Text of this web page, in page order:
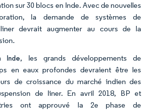
sur 30 blocs en Inde. Avec de nouvelles
la demande de systèmes de
devrait augmenter au cours de la
Inde, les grands développements de
en eaux profondes devraient être les
de croissance du marché indien des
de liner. En avril 2018, BP et
ont approuvé la 2e phase de